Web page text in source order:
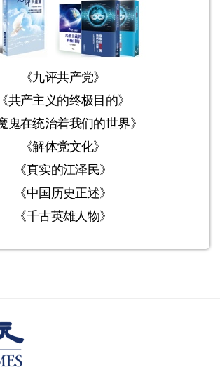
《九评共产党》
《共产主义的终极目的》
鬼在统治着我们的世界》
《解体党文化》
《真实的江泽民》
《中国历史正述》
《千古英雄人物》